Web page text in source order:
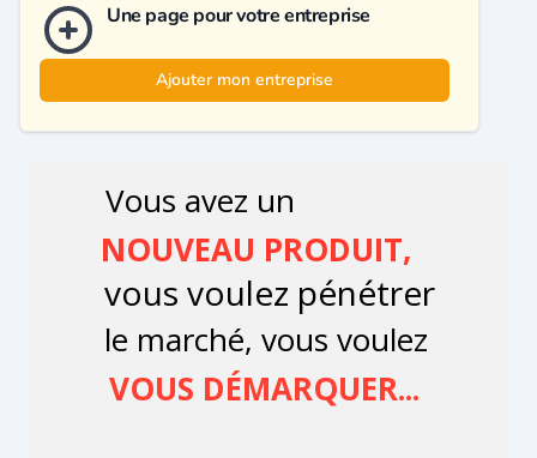
Une page pour votre entreprise
Ajouter mon entreprise